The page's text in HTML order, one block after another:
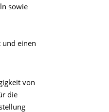
sowie
und einen
von
die